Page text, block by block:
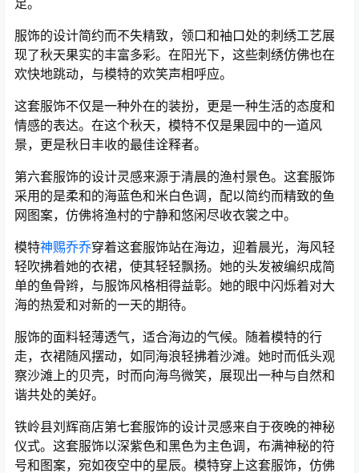
服饰的设计简约而不失精致，领口和袖口处的刺绣工艺展
现了秋天果实的丰富多彩。在阳光下，这些刺绣仿佛也在
欢快地跳动，与模特的欢笑声相呼应。
这套服饰不仅是一种外在的装扮，更是一种生活的态度和
情感的表达。在这个秋天，模特不仅是果园中的一道风
景，更是秋日丰收的最佳诠释者。
第六套服饰的设计灵感来源于清晨的渔村景色。这套服饰
采用的是柔和的海蓝色和米白色调，配以简约而精致的鱼
网图案，仿佛将渔村的宁静和悠闲尽收衣裳之中。
模特神赐乔乔穿着这套服饰站在海边，迎着晨光，海风轻
轻吹拂着她的衣裙，使其轻轻飘扬。她的头发被编织成简
单的鱼骨辫，与服饰风格相得益彰。她的眼中闪烁着对大
海的热爱和对新的一天的期待。
服饰的面料轻薄透气，适合海边的气候。随着模特的行
走，衣裙随风摆动，如同海浪轻拂着沙滩。她时而低头观
察沙滩上的贝壳，时而向海鸟微笑，展现出一种与自然和
谐共处的美好。
铁岭县刘辉商店第七套服饰的设计灵感来自于夜晚的神秘
仪式。这套服饰以深紫色和黑色为主色调，布满神秘的符
号和图案，宛如夜空中的星辰。模特穿上这套服饰，仿佛